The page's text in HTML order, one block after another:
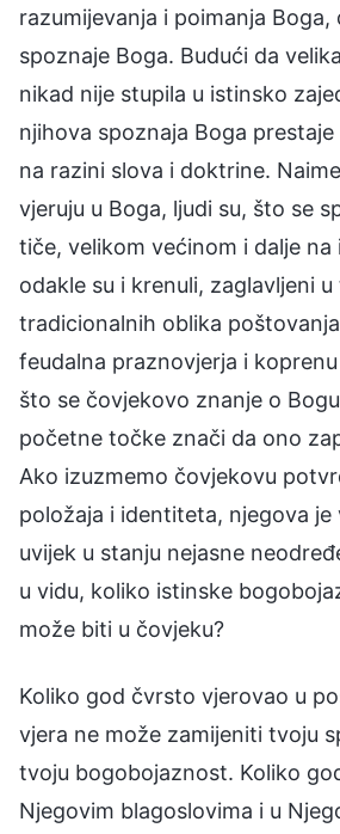
razumijevanja i poimanja Boga,
spoznaje Boga. Budući da
nikad nije stupila u istinsko
njihova spoznaja Boga
na razini slova i doktrine.
vjeruju u Boga, ljudi su, što se
tiče, velikom većinom i dalje na
odakle su i krenuli, zaglavljeni u
tradicionalnih oblika
feudalna praznovjerja i
što se čovjekovo znanje o
početne točke znači da ono
Ako izuzmemo čovjekovu
položaja i identiteta, njegova je
uvijek u stanju nejasne
u vidu, koliko istinske
može biti u čovjeku?
Koliko god čvrsto vjerovao u
vjera ne može zamijeniti tvoju
tvoju bogobojaznost. Koliko
Njegovim blagoslovima i u